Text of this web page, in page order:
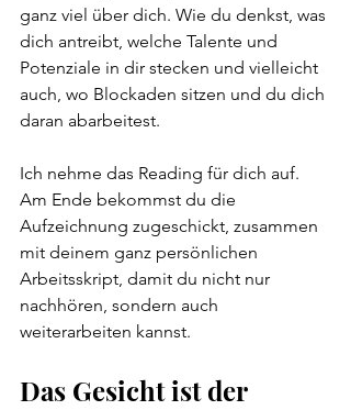
ganz viel über dich. Wie du denkst, was
dich antreibt, welche Talente und
Potenziale in dir stecken und vielleicht
auch, wo Blockaden sitzen und du dich
daran abarbeitest.
Ich nehme das Reading für dich auf.
Am Ende bekommst du die
Aufzeichnung zugeschickt, zusammen
mit deinem ganz persönlichen
Arbeitsskript, damit du nicht nur
nachhören, sondern auch
weiterarbeiten kannst.
Das Gesicht ist der